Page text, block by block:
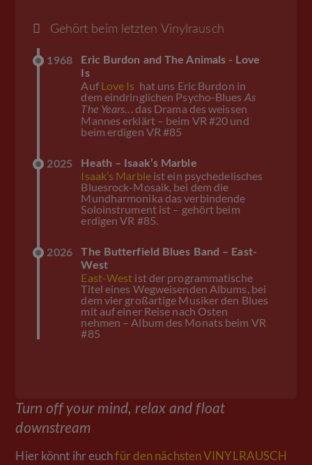
Gehört beim letzten Vinylrausch
1968
Eric Burdon and The Animals - Love
Is
Auf Love Is hat uns Eric Burdon in
dem eindringlichen Psycho-Blues As
The Years.. . das Drama des weissen
Mannes erklärt – beim VR #20 und
beim erdigen VR #85
2025 Heath – Isaak’s Marble
Isaak’s Marbleist ein psychedelisches
Bluesrock-Mosaik, bei dem die
Mundharmonika das verbindende
Soloinstrument ist – gehört beim
erdigen VR #85.
2026
The Butterfield Blues Band – East-
West
East-West ist der programmatische
Titel eines Wegweisenden Albums, bei
dem vier großartige Musiker den Blues
mit auf einer Reise nach Osten
nehmen – Album des Monats beim VR
#85
Turn off your mind, relax and float
downstream
Hier könnt ihr euchfür den nächsten VINYLRAUSCH